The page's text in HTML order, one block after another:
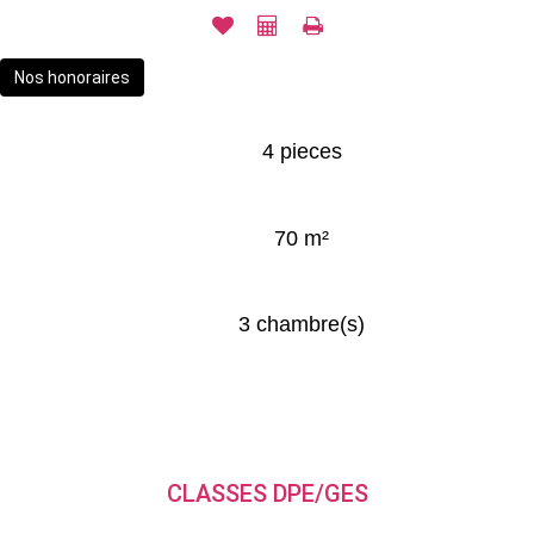
Nos honoraires
4 pieces
70 m²
3 chambre(s)
CLASSES DPE/GES